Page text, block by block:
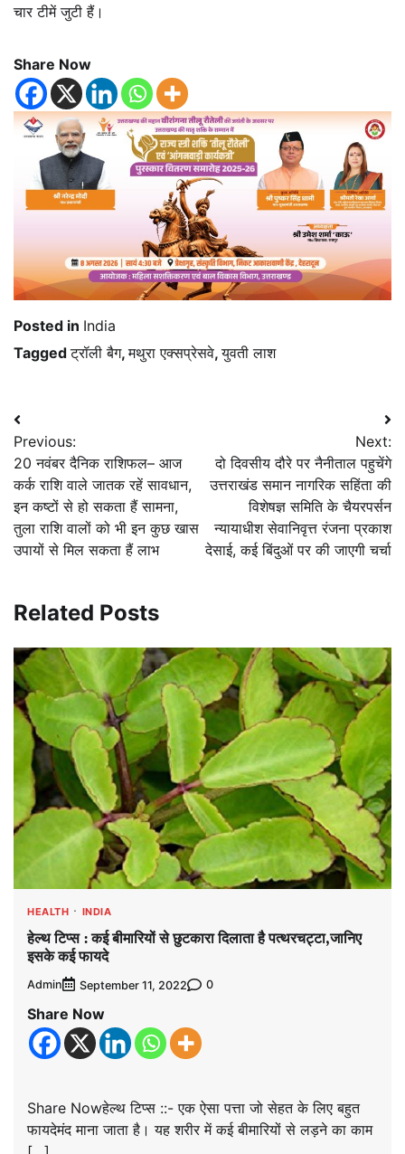
चार टीमें जुटी हैं।
Share Now
Posted in India
Taggedट्रॉली बैग,मथुरा एक्सप्रेसवे,युवती लाश
Post
navigation
Previous:
20 नवंबर दैनिक राशिफल– आज
कर्क राशि वाले जातक रहें सावधान,
इन कष्टों से हो सकता हैं सामना,
तुला राशि वालों को भी इन कुछ खास
उपायों से मिल सकता हैं लाभ
Next:
दो दिवसीय दौरे पर नैनीताल पहुचेंगे
उत्तराखंड समान नागरिक सहिंता की
विशेषज्ञ समिति के चैयरपर्सन
न्यायाधीश सेवानिवृत्त रंजना प्रकाश
देसाई, कई बिंदुओं पर की जाएगी चर्चा
Related Posts
HEALTH INDIA
हेल्थ टिप्स : कई बीमारियों से छुटकारा दिलाता है पत्थरचट्टा,जानिए
इसके कई फायदे
Admin September 11, 2022 0
Share Now
Share Nowहेल्थ टिप्स ::- एक ऐसा पत्ता जो सेहत के लिए बहुत
फायदेमंद माना जाता है। यह शरीर में कई बीमारियों से लड़ने का काम